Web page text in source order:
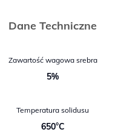
Dane Techniczne
Zawartość wagowa srebra
5%
Temperatura solidusu
650°C